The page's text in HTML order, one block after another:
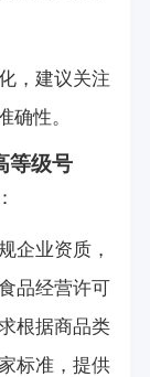
，建议关注
确性。
等级号
企业资质，
品经营许可
根据商品类
标准，提供